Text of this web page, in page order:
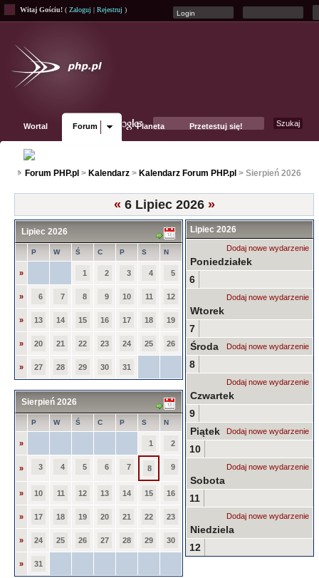
Witaj Gościu! ( Zaloguj | Rejestruj )
Wortal Forum Planeta Przetestuj się!
Forum PHP.pl > Kalendarz > Kalendarz Forum PHP.pl > Sierpień 2026
« 6 Lipiec 2026 »
Lipiec 2026
P W Ś C P S N
» 1 2 3 4 5
» 6 7 8 9 10 11 12
» 13 14 15 16 17 18 19
» 20 21 22 23 24 25 26
» 27 28 29 30 31
Sierpień 2026
P W Ś C P S N
» 1 2
» 3 4 5 6 7 8 9
» 10 11 12 13 14 15 16
» 17 18 19 20 21 22 23
» 24 25 26 27 28 29 30
» 31
Lipiec 2026
Dodaj nowe wydarzenie
Poniedziałek
6
Dodaj nowe wydarzenie
Wtorek
7
Dodaj nowe wydarzenie
Środa
8
Dodaj nowe wydarzenie
Czwartek
9
Dodaj nowe wydarzenie
Piątek
10
Dodaj nowe wydarzenie
Sobota
11
Dodaj nowe wydarzenie
Niedziela
12